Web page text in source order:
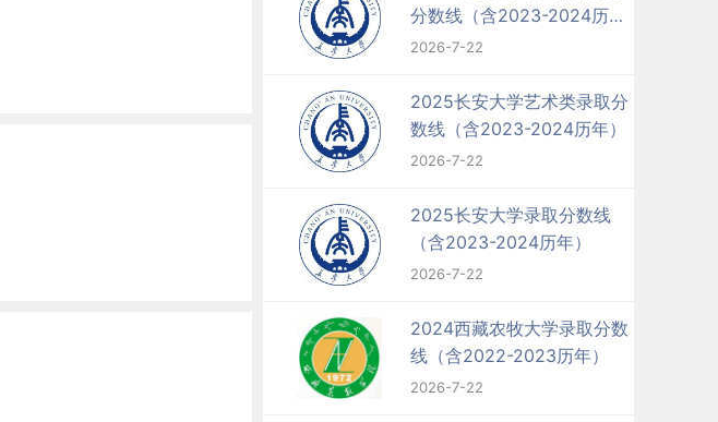
分数线（含2023-2024历
年）
2026-7-22
2025长安大学艺术类录取分
数线（含2023-2024历年）
2026-7-22
2025长安大学录取分数线
（含2023-2024历年）
2026-7-22
2024西藏农牧大学录取分数
线（含2022-2023历年）
2026-7-22